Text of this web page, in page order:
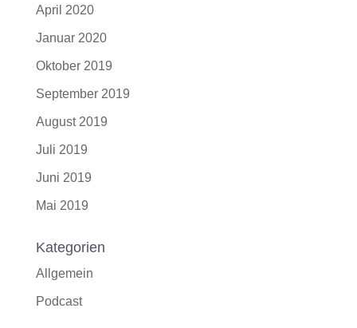
April 2020
Januar 2020
Oktober 2019
September 2019
August 2019
Juli 2019
Juni 2019
Mai 2019
Kategorien
Allgemein
Podcast